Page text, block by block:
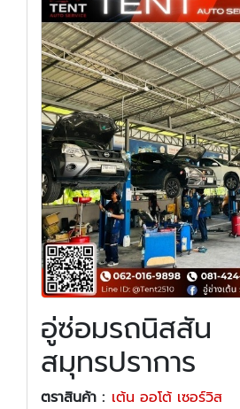
อู่ซ่อมรถนิสสัน
สมุทรปราการ
ตราสินค้า : เต้น ออโต้ เซอร์วิส